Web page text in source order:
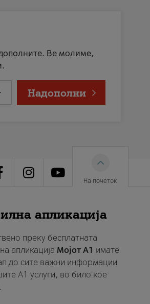
Ве молиме,
Надополни
На почеток
апликација
преку бесплатната
апликација Мојот A1 имате
до сите важни информации
A1 услуги, во било кое